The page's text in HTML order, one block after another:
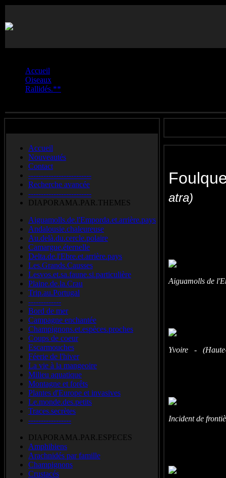
Accueil
Oiseaux
Rallidés.**
Accueil
Nouveautés
Contact
-------------------------
Recherche avancée
-------------------------
DIAPORAMA.PAR.THEMES
Aiguamolls.de.l'Emporda.et.arrière.pays
Andalousie.chaleureuse
Au.delà.du.cercle.polaire
Camargue.éternelle
Delta.de.l'Ebre.et.arrière.pays
Les.Grands.Causses
Lesvos.et.sa.faune.si.particulière
Plaine.de.la.Crau
Trip.au.Portugal
-------------
Bord de mer
Campagne enchantée
Champignons.et.espèces.proches
Coups de coeur
Escarmouches
Féerie de l'hiver
La vie à la mangeoire
Milieu aquatique
Montagne et forêts
Plantes d'Europe et invasives
Le.monde.des.petits
Traces.secrètes
-----------------
DIAPORAMA.PAR.ESPECES
Amphibiens
Arachnidés par famille
Champignons
Crustacés
atra)
Aiguamolls de
Yvoire -
Incident de